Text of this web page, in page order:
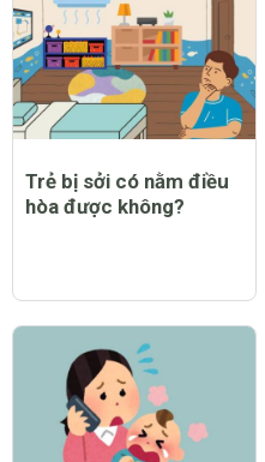
Trẻ bị sởi có nằm điều
hòa được không?